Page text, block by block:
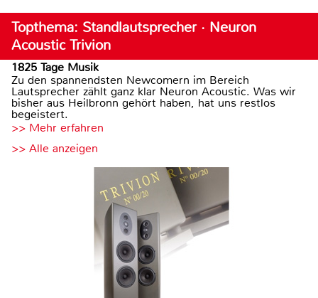
Topthema: Standlautsprecher · Neuron
Acoustic Trivion
1825 Tage Musik
Zu den spannendsten Newcomern im Bereich
Lautsprecher zählt ganz klar Neuron Acoustic. Was wir
bisher aus Heilbronn gehört haben, hat uns restlos
begeistert.
>> Mehr erfahren
>> Alle anzeigen